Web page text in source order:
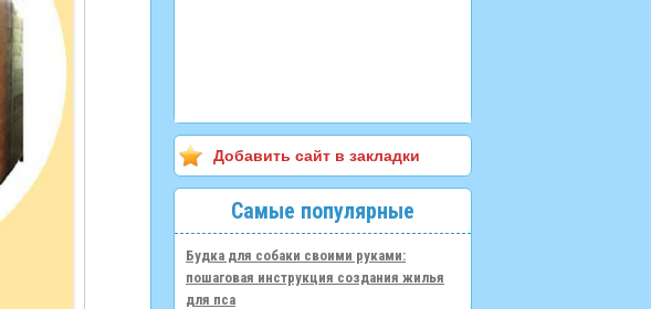
Добавить сайт в закладки
Самые популярные
Будка для собаки своими руками:
пошаговая инструкция создания жилья
для пса